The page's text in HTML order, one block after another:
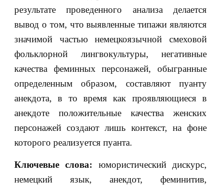
результате проведенного анализа делается
вывод о том, что выявленные типажи являются
значимой частью немецкоязычной смеховой
фольклорной лингвокультуры, негативные
качества феминных персонажей, обыгранные
определенным образом, составляют пуанту
анекдота, в то время как проявляющиеся в
анекдоте положительные качества женских
персонажей создают лишь контекст, на фоне
которого реализуется пуанта.
Ключевые слова: юмористический дискурс,
немецкий язык, анекдот, феминитив,